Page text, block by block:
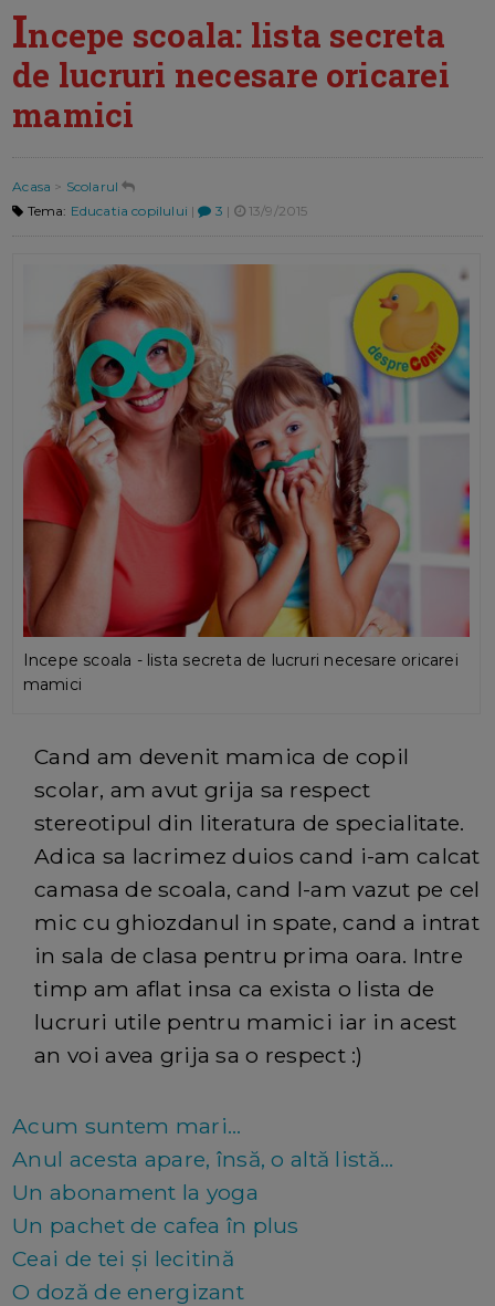
Incepe scoala: lista secreta
de lucruri necesare oricarei
mamici
Acasa > Scolarul
Tema: Educatia copilului | 3 | 13/9/2015
Incepe scoala - lista secreta de lucruri necesare oricarei
mamici
Cand am devenit mamica de copil
scolar, am avut grija sa respect
stereotipul din literatura de specialitate.
Adica sa lacrimez duios cand i-am calcat
camasa de scoala, cand l-am vazut pe cel
mic cu ghiozdanul in spate, cand a intrat
in sala de clasa pentru prima oara. Intre
timp am aflat insa ca exista o lista de
lucruri utile pentru mamici iar in acest
an voi avea grija sa o respect :)
Acum suntem mari...
Anul acesta apare, însă, o altă listă...
Un abonament la yoga
Un pachet de cafea în plus
Ceai de tei și lecitină
O doză de energizant